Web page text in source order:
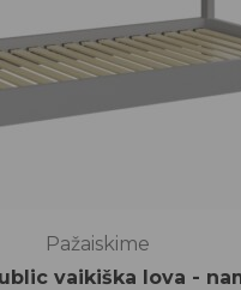
Pažaiskime
vaikiška lova -